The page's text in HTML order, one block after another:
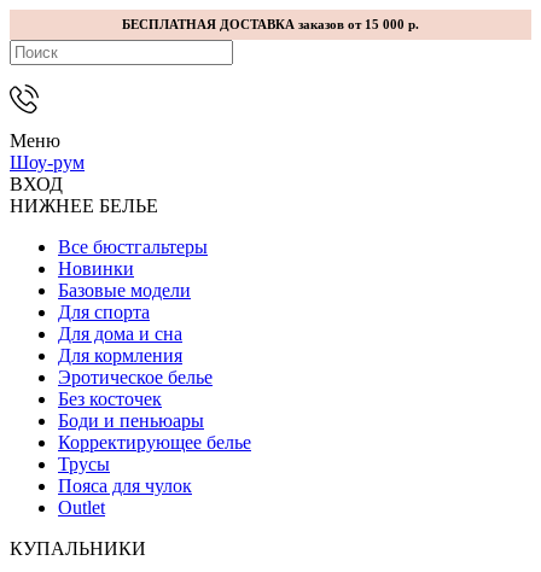
БЕСПЛАТНАЯ ДОСТАВКА заказов от 15 000 р.
Меню
Шоу-рум
ВХОД
НИЖНЕЕ БЕЛЬЕ
Все бюстгальтеры
Новинки
Базовые модели
Для спорта
Для дома и сна
Для кормления
Эротическое белье
Без косточек
Боди и пеньюары
Корректирующее белье
Трусы
Пояса для чулок
Outlet
КУПАЛЬНИКИ